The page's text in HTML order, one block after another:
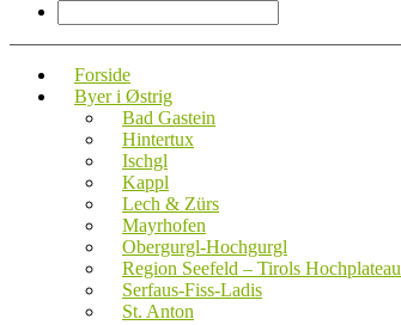
Forside
Byer i Østrig
Bad Gastein
Hintertux
Ischgl
Kappl
Lech & Zürs
Mayrhofen
Obergurgl-Hochgurgl
Region Seefeld – Tirols Hochplateau
Serfaus-Fiss-Ladis
St. Anton